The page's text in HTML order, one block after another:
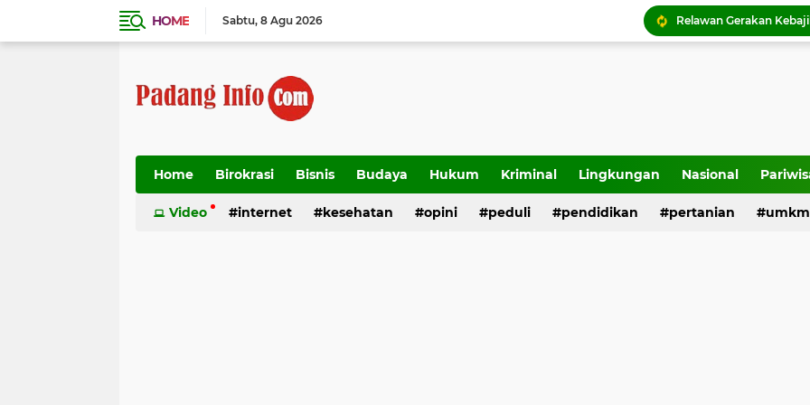
HOME Sabtu 8 Agu 2026
Pemko Payakumbuh
Home Birokrasi Bisnis Budaya Hukum Kriminal Lingkungan Nasional
Transportasi
Video internet kesehatan opini peduli pendidikan pertanian umkm